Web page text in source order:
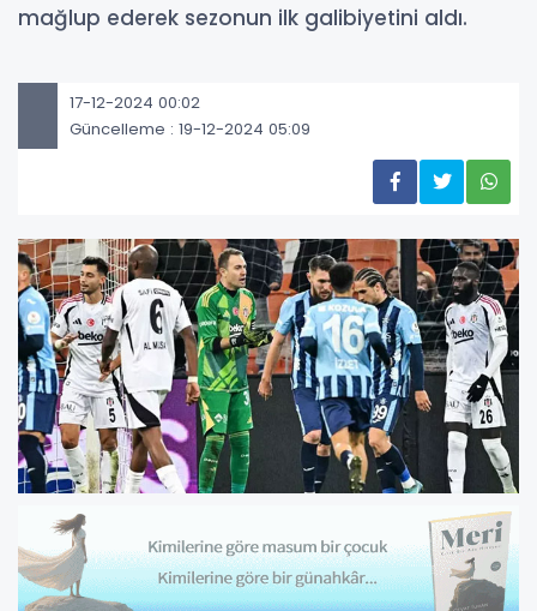
mağlup ederek sezonun ilk galibiyetini aldı.
17-12-2024 00:02
Güncelleme : 19-12-2024 05:09